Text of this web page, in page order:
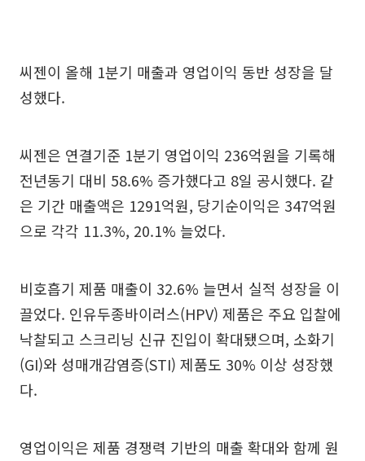
씨젠이 올해 1분기 매출과 영업이익 동반 성장을 달
성했다.
씨젠은 연결기준 1분기 영업이익 236억원을 기록해
전년동기 대비 58.6% 증가했다고 8일 공시했다. 같
은 기간 매출액은 1291억원, 당기순이익은 347억원
으로 각각 11.3%, 20.1% 늘었다.
비호흡기 제품 매출이 32.6% 늘면서 실적 성장을 이
끌었다. 인유두종바이러스(HPV) 제품은 주요 입찰에
낙찰되고 스크리닝 신규 진입이 확대됐으며, 소화기
(GI)와 성매개감염증(STI) 제품도 30% 이상 성장했
다.
영업이익은 제품 경쟁력 기반의 매출 확대와 함께 원